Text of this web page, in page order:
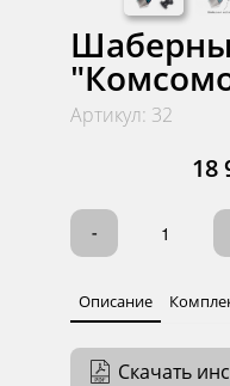
Артикул: 32
18
-
Описание
Скачать